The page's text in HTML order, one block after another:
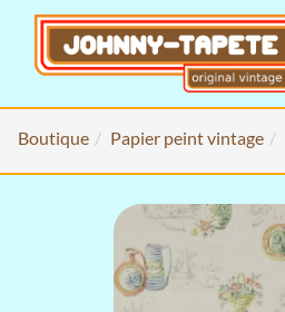
Boutique Papier peint vintage